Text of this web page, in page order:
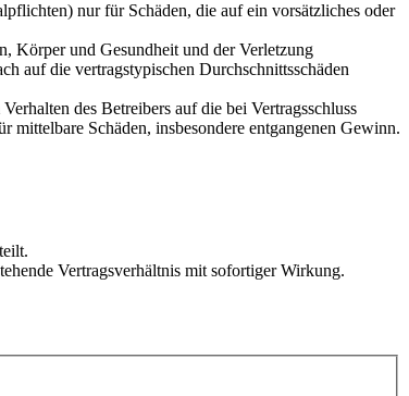
nur für Schäden, die auf ein vorsätzliches oder
Körper und Gesundheit und der Verletzung
auf die vertragstypischen Durchschnittsschäden
des Betreibers auf die bei Vertragsschluss
Schäden, insbesondere entgangenen Gewinn.
Vertragsverhältnis mit sofortiger Wirkung.